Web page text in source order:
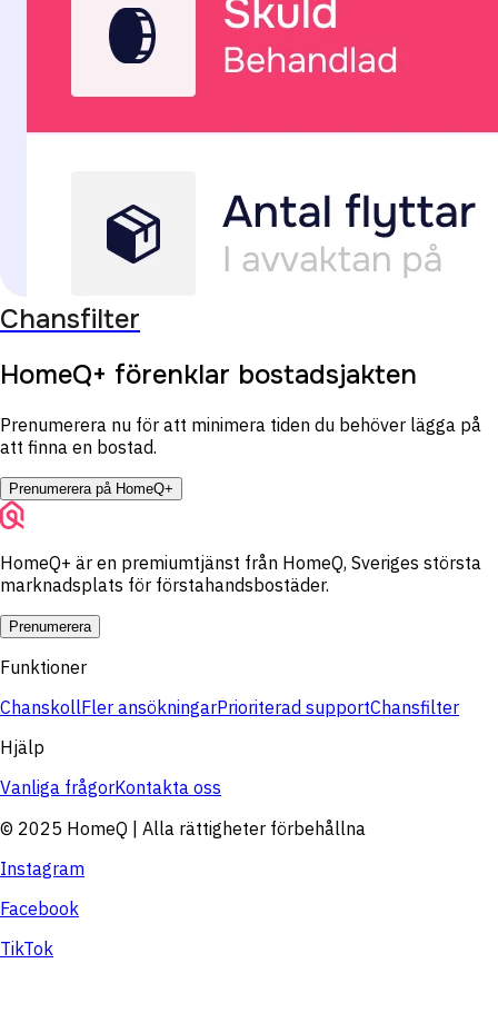
Chansfilter
HomeQ+ förenklar bostadsjakten
Prenumerera nu för att minimera tiden du behöver lägga på
att finna en bostad.
Prenumerera på HomeQ+
HomeQ+ är en premiumtjänst från HomeQ, Sveriges största
marknadsplats för förstahandsbostäder.
Prenumerera
Funktioner
ChanskollFler ansökningarPrioriterad supportChansfilter
Hjälp
Vanliga frågorKontakta oss
© 2025 HomeQ | Alla rättigheter förbehållna
Instagram
Facebook
TikTok